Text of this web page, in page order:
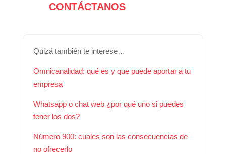
CONTÁCTANOS
Quizá también te interese…
Omnicanalidad: qué es y que puede aportar a tu
empresa
Whatsapp o chat web ¿por qué uno si puedes
tener los dos?
Número 900: cuales son las consecuencias de
no ofrecerlo